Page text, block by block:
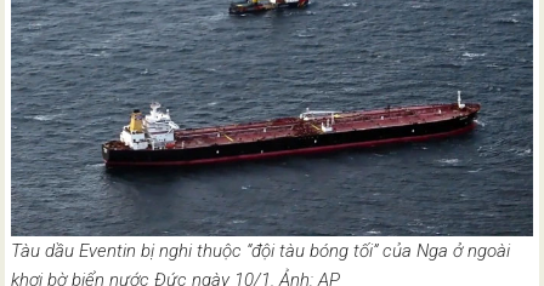
Tàu dầu Eventin bị nghi thuộc “đội tàu bóng tối” của Nga ở ngoài
khơi bờ biển nước Đức ngày 10/1. Ảnh: AP